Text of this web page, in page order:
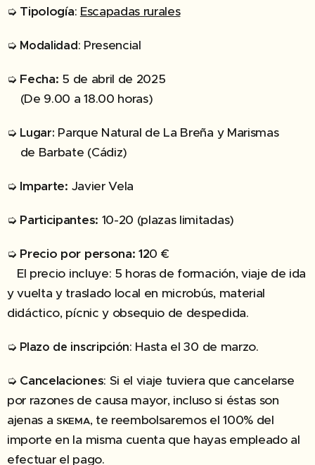
➭ Tipología: Escapadas rurales
➭ Modalidad: Presencial
➭ Fecha: 5 de abril de 2025
(De 9.00 a 18.00 horas)
➭ Lugar: Parque Natural de La Breña y Marismas
de Barbate (Cádiz)
➭ Imparte: Javier Vela
➭ Participantes: 10-20 (plazas limitadas)
➭ Precio por persona: 120 €
El precio incluye: 5 horas de formación, viaje de ida
y vuelta y traslado local en microbús, material
didáctico, pícnic y obsequio de despedida.
➭ Plazo de inscripción: Hasta el 30 de marzo.
➭ Cancelaciones: Si el viaje tuviera que cancelarse
por razones de causa mayor, incluso si éstas son
ajenas aSKEMA, te reembolsaremos el 100% del
importe en la misma cuenta que hayas empleado al
efectuar el pago.